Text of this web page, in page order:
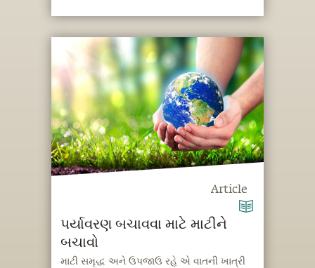
Article
પર્યાવરણ બચાવવા માટે માટીને
બચાવો
માટી સમૃદ્ધ અને ઉપજાઉ રહે એ વાતની ખાત્રી